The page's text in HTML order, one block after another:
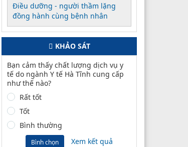
Ngành Y tế Hà Tĩnh vững
vàng trong cuộc chiến
chống dịch Covid-19
(25/02/2022)
Thông điệp bảo đảm an
toàn thực phẩm Tết
đán Nhâm Dần năm
(24/01/2022)
Điều dưỡng - người thầm lặng
đồng hành cùng bệnh nhân
KHẢO SÁT
Bạn cảm thấy chất lượng dịch vụ y
tế do ngành Y tế Hà Tĩnh cung cấp
như thế nào?
Rất tốt
Tốt
Bình thường
Bình chọn Xem kết quả